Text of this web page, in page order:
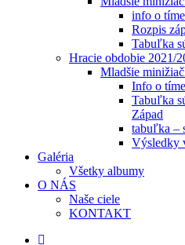
info o tíme
Rozpis
Tabuľka
Hracie obdobie 2021/
Mladšie
Info o tíme
Tabuľka
Západ
tabuľka –
Výsledky
Galéria
Všetky albumy
O NÁS
Naše ciele
KONTAKT